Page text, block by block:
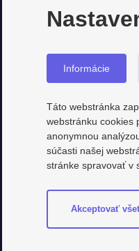
Informácie
Táto webstránka
webstránku cookies
anonymnou
súčasti našej
stránke spravovať v
Akceptovať